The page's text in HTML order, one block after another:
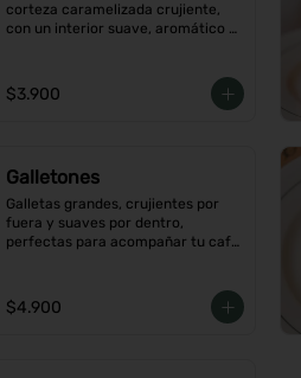
corteza caramelizada crujiente,
con un interior suave, aromático
$3.900
Galletones
Galletas grandes, crujientes por
fuera y suaves por dentro,
perfectas para acompañar tu café
$4.900